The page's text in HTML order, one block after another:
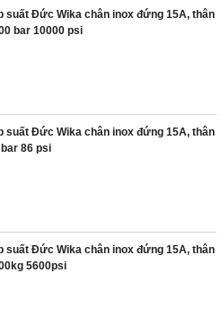
suất Đức Wika chân inox đứng 15A, thân
bar 10000 psi
suất Đức Wika chân inox đứng 15A, thân
86 psi
suất Đức Wika chân inox đứng 15A, thân
5600psi